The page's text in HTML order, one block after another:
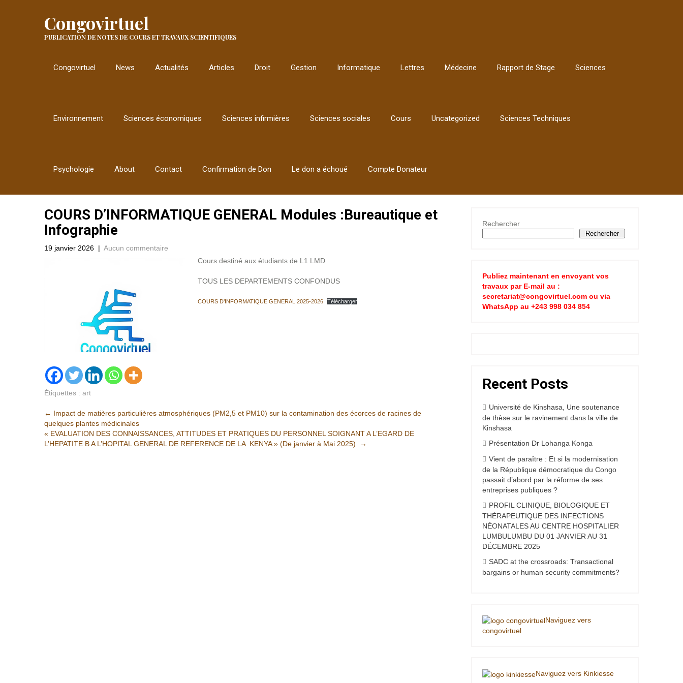
Congovirtuel
PUBLICATION DE NOTES DE COURS ET TRAVAUX SCIENTIFIQUES
Congovirtuel News Actualités Articles Droit Gestion Informatique Lettres Médecine Rapport de Stage Sciences
Environnement Sciences économiques Sciences infirmières Sciences sociales Cours Uncategorized Sciences Techniques
Psychologie About Contact Confirmation de Don Le don a échoué Compte Donateur
COURS D’INFORMATIQUE GENERAL Modules :Bureautique et
Infographie
19 janvier 2026 | Aucun commentaire
Cours destiné aux étudiants de L1 LMD
TOUS LES DEPARTEMENTS CONFONDUS
COURS D’INFORMATIQUE GENERAL 2025-2026 Télécharger
Étiquettes : art
Post
navigation
← Impact de matières particulières atmosphériques (PM2,5 et PM10) sur la contamination des écorces de racines de
quelques plantes médicinales
« EVALUATION DES CONNAISSANCES, ATTITUDES ET PRATIQUES DU PERSONNEL SOIGNANT A L’EGARD DE
L’HEPATITE B A L’HOPITAL GENERAL DE REFERENCE DE LA KENYA » (De janvier à Mai 2025)
→
Rechercher
Rechercher
Publiez maintenant en envoyant vos
travaux par E-mail au :
secretariat@congovirtuel.com ou via
WhatsApp au +243 998 034 854
Recent Posts
Université de Kinshasa, Une soutenance
de thèse sur le ravinement dans la ville de
Kinshasa
Présentation Dr Lohanga Konga
Vient de paraître : Et si la modernisation
de la République démocratique du Congo
passait d’abord par la réforme de ses
entreprises publiques ?
PROFIL CLINIQUE, BIOLOGIQUE ET
THÉRAPEUTIQUE DES INFECTIONS
NÉONATALES AU CENTRE HOSPITALIER
LUMBULUMBU DU 01 JANVIER AU 31
DÉCEMBRE 2025
SADC at the crossroads: Transactional
bargains or human security commitments?
Naviguez vers
congovirtuel
Naviguez vers Kinkiesse